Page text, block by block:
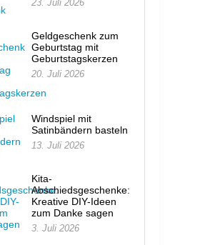
23. Juli 2026
Geldgeschenk zum
Geburtstag mit
Geburtstagskerzen
20. Juli 2026
Windspiel mit
Satinbändern basteln
13. Juli 2026
Kita-
Abschiedsgeschenke:
Kreative DIY-Ideen
zum Danke sagen
3. Juli 2026